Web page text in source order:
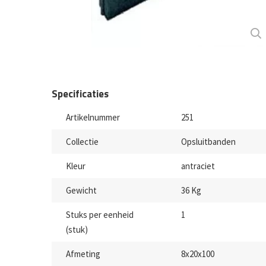
Specificaties
Artikelnummer 251
Collectie Opsluitbanden
Kleur antraciet
Gewicht 36 Kg
Stuks per eenheid
(stuk)
1
Afmeting 8x20x100